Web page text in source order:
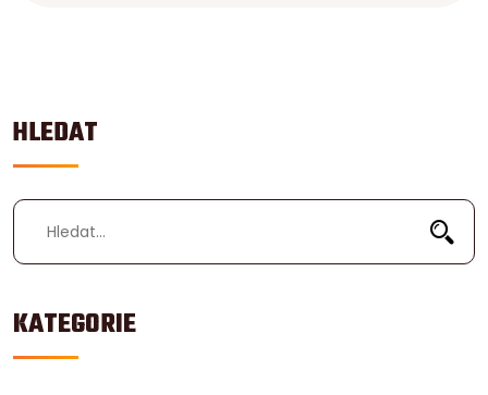
HLEDAT
KATEGORIE